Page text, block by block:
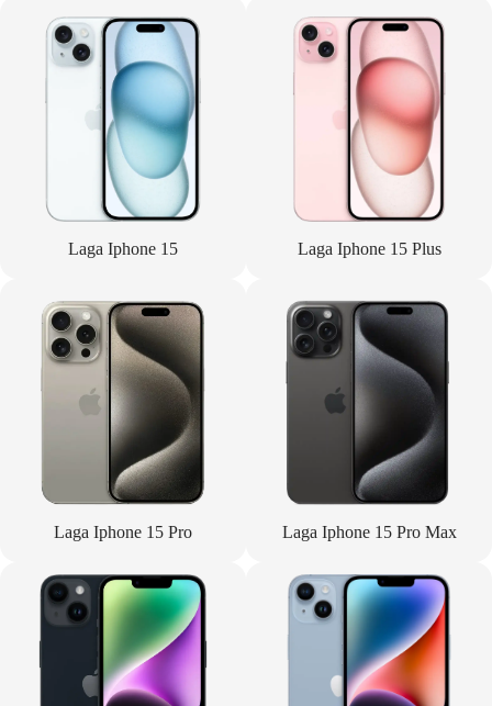
Laga Iphone 15 Laga Iphone 15 Plus
Laga Iphone 15 Pro Laga Iphone 15 Pro Max